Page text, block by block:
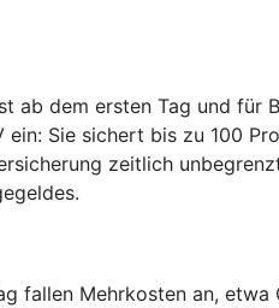
dem ersten Tag und für
Sie sichert bis zu 100
zeitlich
Mehrkosten an,